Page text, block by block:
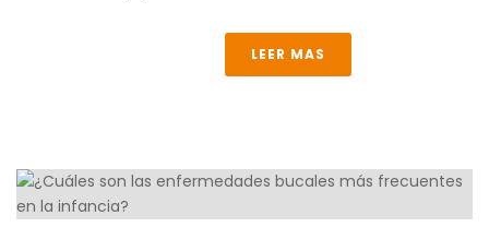
LEER MAS